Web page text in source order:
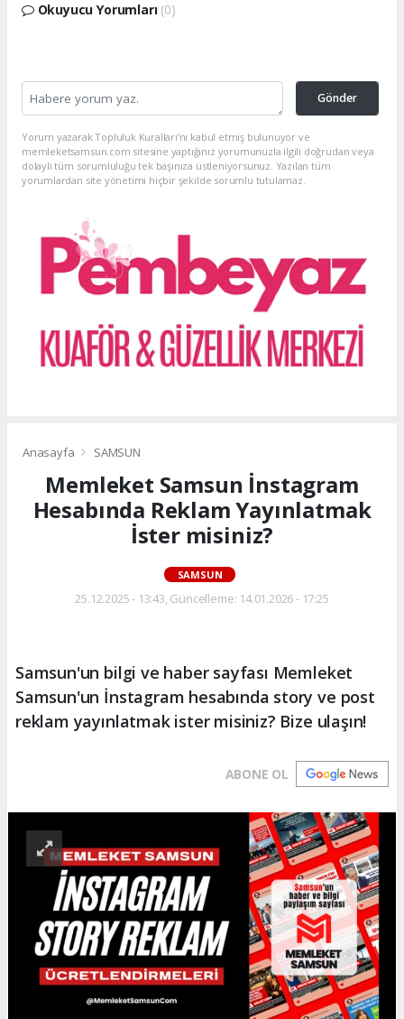
Okuyucu Yorumları (0)
Gönder
Yorum yazarak Topluluk Kuralları’nı kabul etmiş bulunuyor ve
memleketsamsun.com sitesine yaptığınız yorumunuzla ilgili doğrudan veya
dolaylı tüm sorumluluğu tek başınıza üstleniyorsunuz. Yazılan tüm
yorumlardan site yönetimi hiçbir şekilde sorumlu tutulamaz.
Anasayfa SAMSUN
Memleket Samsun İnstagram
Hesabında Reklam Yayınlatmak
İster misiniz?
SAMSUN
25.12.2025 - 13:43, Güncelleme: 14.01.2026 - 17:25
Samsun'un bilgi ve haber sayfası Memleket
Samsun'un İnstagram hesabında story ve post
reklam yayınlatmak ister misiniz? Bize ulaşın!
ABONE OL